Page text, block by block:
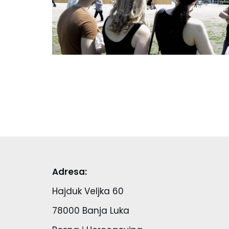
Adresa:
Hajduk Veljka 60
78000 Banja Luka